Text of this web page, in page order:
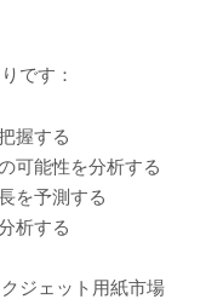
です：
握する
可能性を分析する
を予測する
析する
ジェット用紙市場